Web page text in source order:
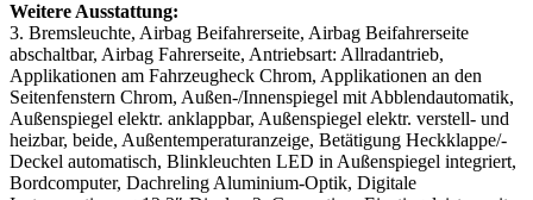
Weitere Ausstattung:
3. Bremsleuchte, Airbag Beifahrerseite, Airbag Beifahrerseite
abschaltbar, Airbag Fahrerseite, Antriebsart: Allradantrieb,
Applikationen am Fahrzeugheck Chrom, Applikationen an den
Seitenfenstern Chrom, Außen-/Innenspiegel mit Abblendautomatik,
Außenspiegel elektr. anklappbar, Außenspiegel elektr. verstell- und
heizbar, beide, Außentemperaturanzeige, Betätigung Heckklappe/-
Deckel automatisch, Blinkleuchten LED in Außenspiegel integriert,
Bordcomputer, Dachreling Aluminium-Optik, Digitale